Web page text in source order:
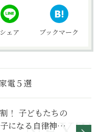
シェア ブックマーク
電５選
！ 子どもたちの
になる自律神経